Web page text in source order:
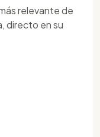
relevante de
directo en su